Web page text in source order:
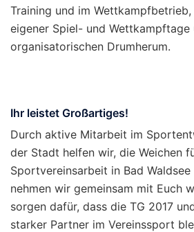
Training und im
eigener Spiel- und Wettkampftage
organisatorischen Drumherum.
Ihr leistet Großartiges!
Durch aktive Mitarbeit im
der Stadt helfen wir, die Weichen
Sportvereinsarbeit in Bad
nehmen wir gemeinsam mit Euch
sorgen dafür, dass die TG 2017
starker Partner im Vereinssport